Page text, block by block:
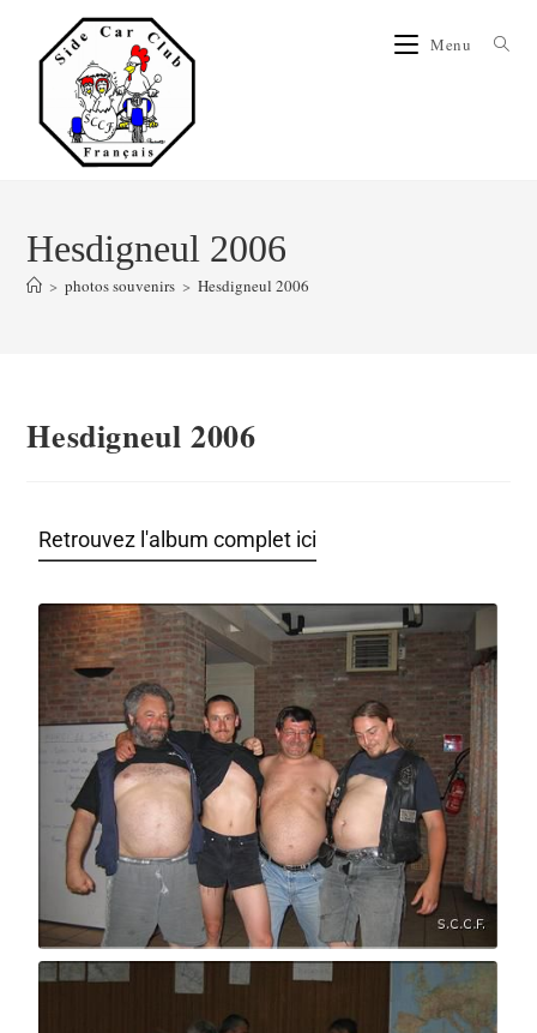
Menu
Hesdigneul 2006
> photos souvenirs > Hesdigneul 2006
Hesdigneul 2006
Retrouvez l'album complet ici